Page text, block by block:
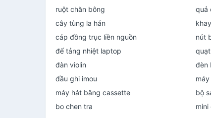
ruột chăn bông
quả
cây tùng la hán
cáp đồng trục liền nguồn
nút
đế tảng nhiệt laptop
đàn violin
đèn
đầu ghi imou
máy hát băng cassette
bộ
bo chen tra